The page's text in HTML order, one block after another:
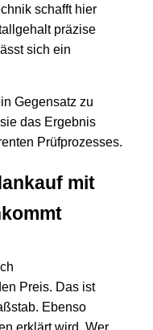
schafft hier
präzise
sich ein
Gegensatz zu
das Ergebnis
Prüfprozesses.
mit
Preis. Das ist
Ebenso